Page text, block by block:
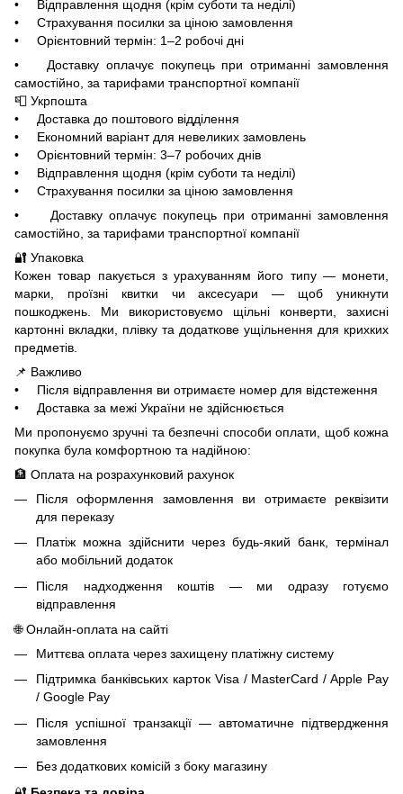
• Відправлення щодня (крім суботи та неділі)
• Страхування посилки за ціною замовлення
• Орієнтовний термін: 1–2 робочі дні
• Доставку оплачує покупець при отриманні замовлення
самостійно, за тарифами транспортної компанії
📮 Укрпошта
• Доставка до поштового відділення
• Економний варіант для невеликих замовлень
• Орієнтовний термін: 3–7 робочих днів
• Відправлення щодня (крім суботи та неділі)
• Страхування посилки за ціною замовлення
• Доставку оплачує покупець при отриманні замовлення
самостійно, за тарифами транспортної компанії
🔐 Упаковка
Кожен товар пакується з урахуванням його типу — монети,
марки, проїзні квитки чи аксесуари — щоб уникнути
пошкоджень. Ми використовуємо щільні конверти, захисні
картонні вкладки, плівку та додаткове ущільнення для крихких
предметів.
📌 Важливо
• Після відправлення ви отримаєте номер для відстеження
• Доставка за межі України не здійснюється
Ми пропонуємо зручні та безпечні способи оплати, щоб кожна
покупка була комфортною та надійною:
🏦 Оплата на розрахунковий рахунок
Після оформлення замовлення ви отримаєте реквізити
для переказу
Платіж можна здійснити через будь-який банк, термінал
або мобільний додаток
Після надходження коштів — ми одразу готуємо
відправлення
🌐 Онлайн-оплата на сайті
Миттєва оплата через захищену платіжну систему
Підтримка банківських карток Visa / MasterCard / Apple Pay
/ Google Pay
Після успішної транзакції — автоматичне підтвердження
замовлення
Без додаткових комісій з боку магазину